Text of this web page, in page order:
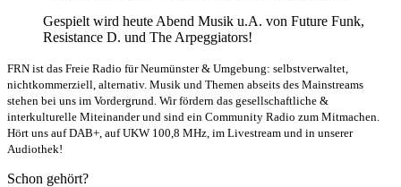
Gespielt wird heute Abend Musik u.A. von Future Funk,
Resistance D. und The Arpeggiators!
FRN ist das Freie Radio für Neumünster & Umgebung: selbstverwaltet,
nichtkommerziell, alternativ. Musik und Themen abseits des Mainstreams
stehen bei uns im Vordergrund. Wir fördern das gesellschaftliche &
interkulturelle Miteinander und sind ein Community Radio zum Mitmachen.
Hört uns auf DAB+, auf UKW 100,8 MHz, im Livestream und in unserer
Audiothek!
Schon gehört?